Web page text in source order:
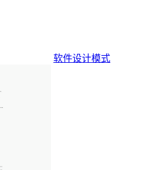
软件设计模式